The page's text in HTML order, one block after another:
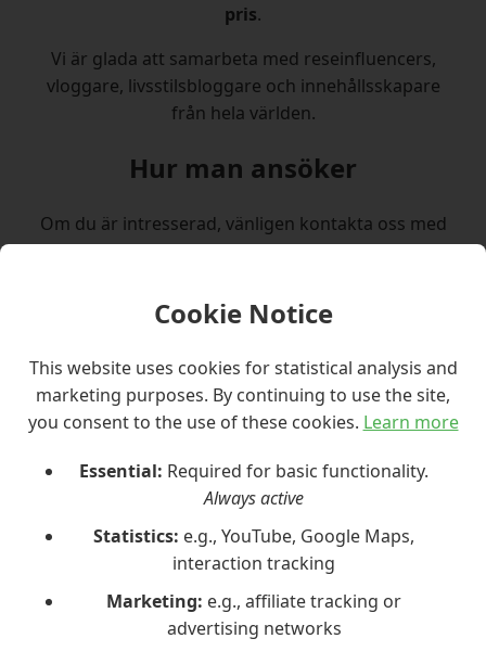
Cookie Notice
This website uses cookies for statistical analysis and
marketing purposes. By continuing to use the site,
you consent to the use of these cookies. Learn more
Essential: Required for basic functionality.
Always active
Statistics: e.g., YouTube, Google Maps,
interaction tracking
Marketing: e.g., affiliate tracking or
advertising networks
pris.
Vi är glada att samarbeta med reseinfluencers,
vloggare, livsstilsbloggare och innehållsskapare
från hela världen.
Hur man ansöker
Om du är intresserad, vänligen kontakta oss med
dina profil-länkar och statistik.
potentiellt samarbete!